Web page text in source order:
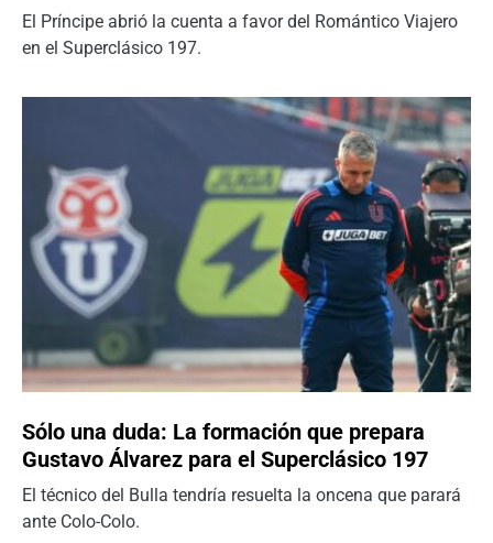
El Príncipe abrió la cuenta a favor del Romántico Viajero
en el Superclásico 197.
Sólo una duda: La formación que prepara
Gustavo Álvarez para el Superclásico 197
El técnico del Bulla tendría resuelta la oncena que parará
ante Colo-Colo.